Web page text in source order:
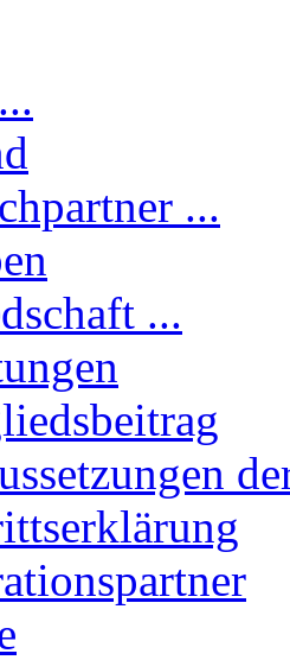
...
...